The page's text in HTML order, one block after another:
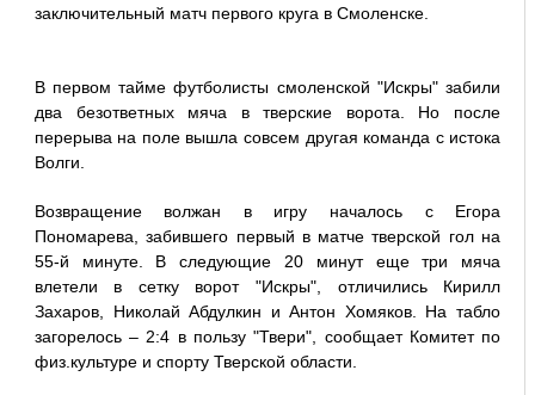
заключительный матч первого круга в Смоленске.
В первом тайме футболисты смоленской "Искры" забили
два безответных мяча в тверские ворота. Но после
перерыва на поле вышла совсем другая команда с истока
Волги.
Возвращение волжан в игру началось с Егора
Пономарева, забившего первый в матче тверской гол на
55-й минуте. В следующие 20 минут еще три мяча
влетели в сетку ворот "Искры", отличились Кирилл
Захаров, Николай Абдулкин и Антон Хомяков. На табло
загорелось – 2:4 в пользу "Твери", сообщает Комитет по
физ.культуре и спорту Тверской области.